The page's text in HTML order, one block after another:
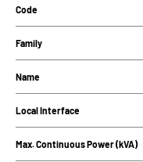
Code
Family
Name
Local Interface
Max. Continuous Power (kVA)